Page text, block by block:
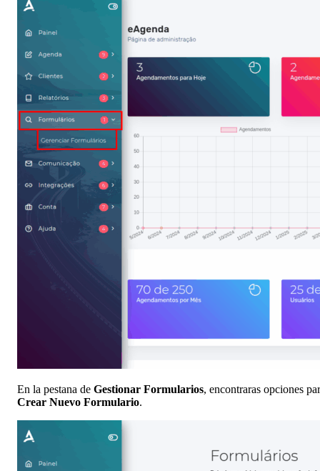
En la pestana de Gestionar Formularios, encontraras opciones
Crear Nuevo Formulario.